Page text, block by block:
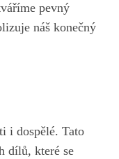
pevný
náš konečný
i dospělé. Tato
dílů, které se⁣